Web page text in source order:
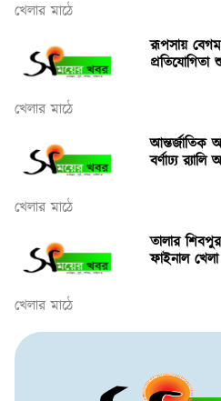
খেলার মাঠে
রূপসায় বেগম
খেলার মাঠে
আন্তর্জাতিক
বর্ণাঢ্য র‌্যালি
খেলার মাঠে
তালার
ফাইনাল
খেলার মাঠে